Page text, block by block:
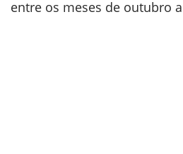
entre os meses de outubro